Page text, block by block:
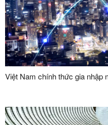
Việt Nam chính thức gia nhập